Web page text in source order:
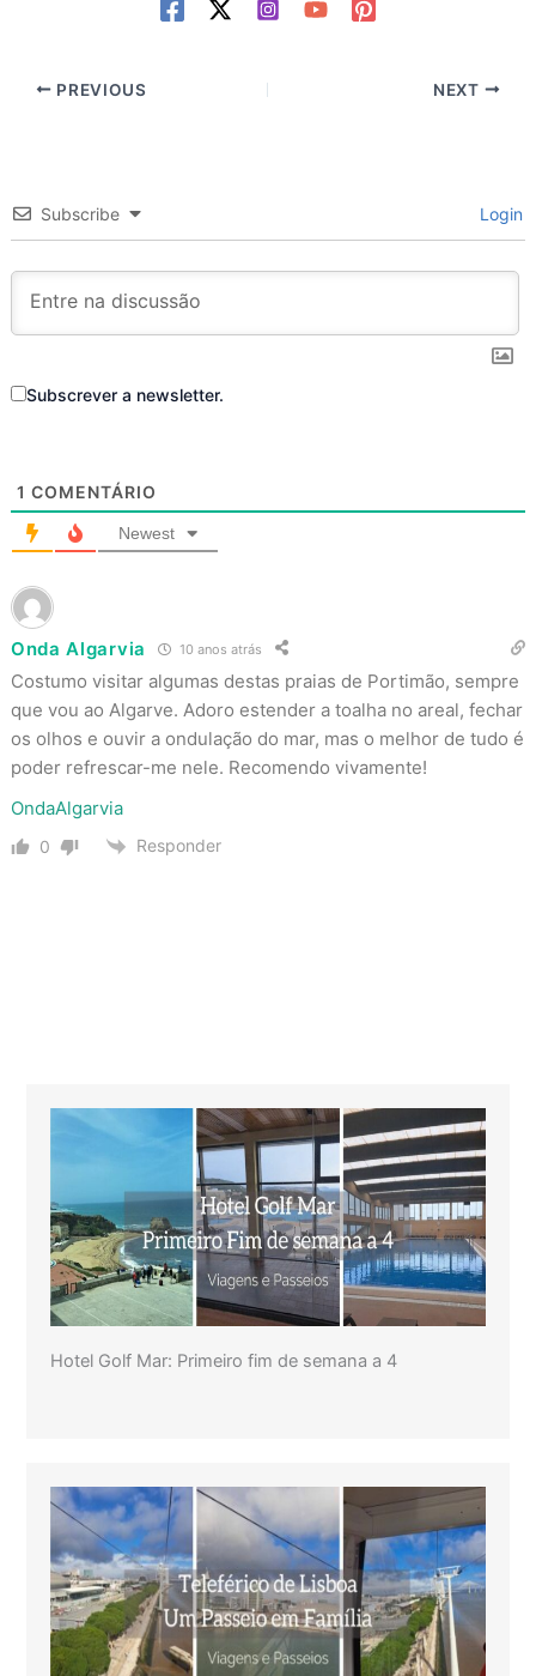
PREVIOUS NEXT
Subscribe Login
Subscrever a newsletter.
1 COMENTÁRIO
Newest
Onda Algarvia 10 anos atrás
Costumo visitar algumas destas praias de Portimão, sempre
que vou ao Algarve. Adoro estender a toalha no areal, fechar
os olhos e ouvir a ondulação do mar, mas o melhor de tudo é
poder refrescar-me nele. Recomendo vivamente!
OndaAlgarvia
0 Responder
Hotel Golf Mar: Primeiro fim de semana a 4